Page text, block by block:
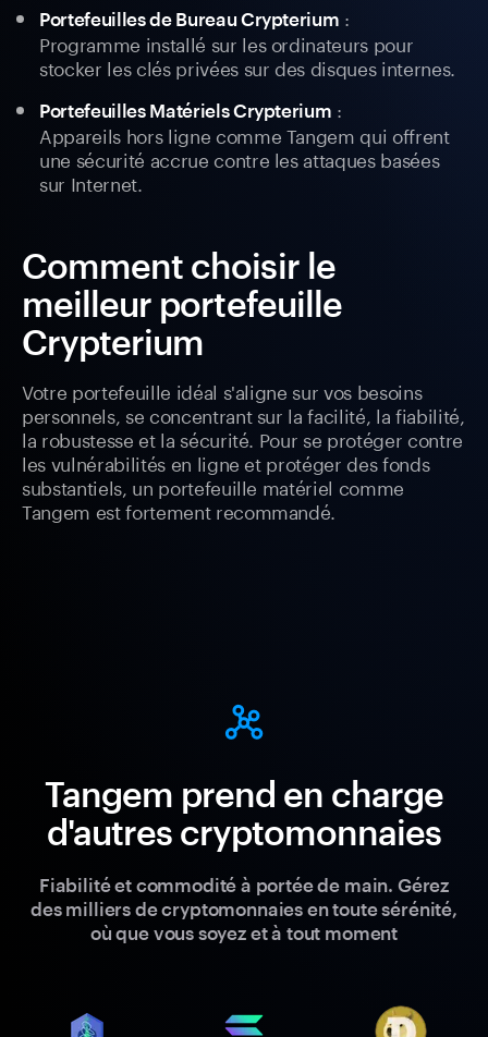
Portefeuilles de Bureau Crypterium :
Programme installé sur les ordinateurs pour
stocker les clés privées sur des disques internes.
Portefeuilles Matériels Crypterium :
Appareils hors ligne comme Tangem qui offrent
une sécurité accrue contre les attaques basées
sur Internet.
Comment choisir le
meilleur portefeuille
Crypterium
Votre portefeuille idéal s'aligne sur vos besoins
personnels, se concentrant sur la facilité, la fiabilité,
la robustesse et la sécurité. Pour se protéger contre
les vulnérabilités en ligne et protéger des fonds
substantiels, un portefeuille matériel comme
Tangem est fortement recommandé.
Tangem prend en charge
d'autres cryptomonnaies
Fiabilité et commodité à portée de main. Gérez
des milliers de cryptomonnaies en toute sérénité,
où que vous soyez et à tout moment